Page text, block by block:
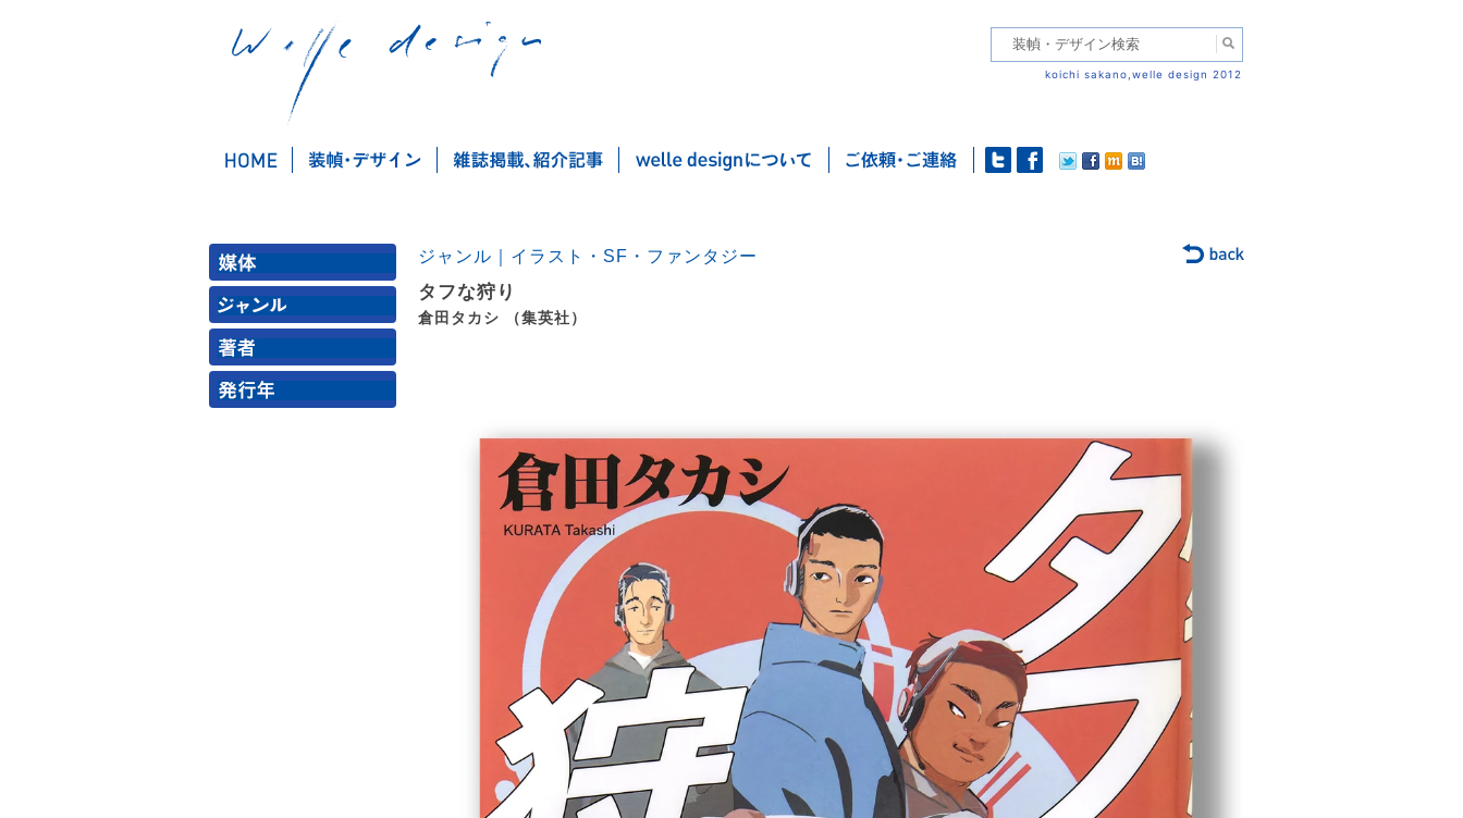
koichi sakano,welle design 2012
ジャンル｜イラスト・SF・ファンタジー
タフな狩り
倉田タカシ （集英社）